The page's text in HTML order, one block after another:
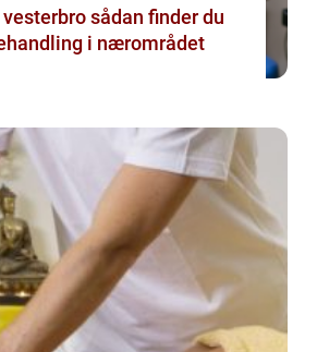
sådan finder du
i nærområdet